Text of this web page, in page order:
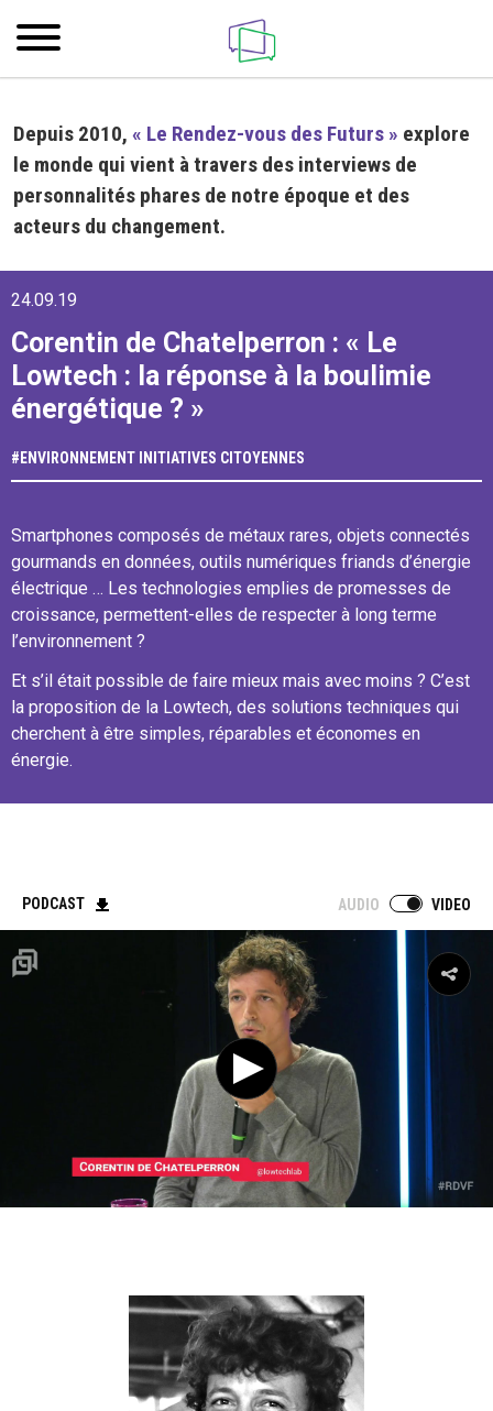
Depuis 2010, « Le Rendez-vous des Futurs » explore
le monde qui vient à travers des interviews de
personnalités phares de notre époque et des
acteurs du changement.
24.09.19
Corentin de Chatelperron : « Le
Lowtech : la réponse à la boulimie
énergétique ? »
# ENVIRONNEMENT INITIATIVES CITOYENNES
Smartphones composés de métaux rares, objets connectés
gourmands en données, outils numériques friands d’énergie
électrique … Les technologies emplies de promesses de
croissance, permettent-elles de respecter à long terme
l’environnement ?
Et s’il était possible de faire mieux mais avec moins ? C’est
la proposition de la Lowtech, des solutions techniques qui
cherchent à être simples, réparables et économes en
énergie.
PODCAST AUDIO VIDEO